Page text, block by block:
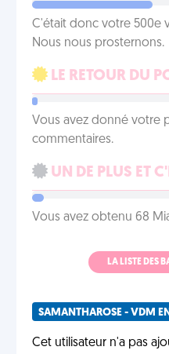
C'était donc votre 500e
Nous nous prosternons.
LE RETOUR DU
Vous avez donné votre
commentaires.
UN DE PLUS ET
Vous avez obtenu 68
LA LISTE DES
SAMANTHAROSE - VDM
Cet utilisateur n'a pas